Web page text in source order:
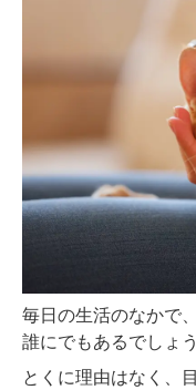
毎日の生活のなかで
誰にでもあるでしょう
とくに理由はなく、